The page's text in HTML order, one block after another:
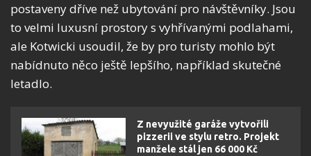
postaveny dříve než ubytování pro návštěvníky. Jsou
to velmi luxusní prostory s vyhřívanými podlahami,
ale Kotwicki usoudil, že by pro turisty mohlo být
nabídnuto něco ještě lepšího, například skutečné
letadlo.
Z nevyužité garáže vytvořili
pizzerii ve stylu retro. Projekt
manžele stál jen 66 000 Kč